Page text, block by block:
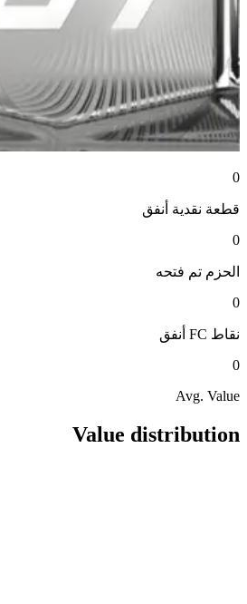
0
قطعة نقدية أنفق
0
الحزم تم فتحه
0
نقاط FC
أنفق
0
Avg. Value
Value distribution